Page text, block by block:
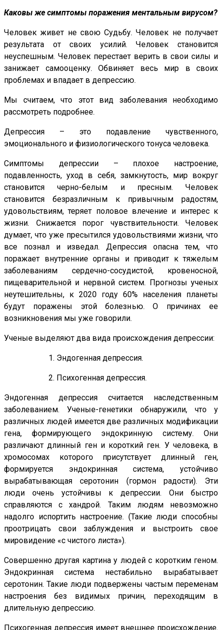
Каковы же симптомы поражения ментальным вирусом?
Человек живет не свою Судьбу. Человек не получает
результата от своих усилий. Человек становится
неуспешным. Человек перестает верить в свои силы и
занижает самооценку. Обвиняет весь мир в своих
проблемах и впадает в депрессию.
Мы считаем, что этот вид заболевания необходимо
рассмотреть подробнее.
Депрессия – это подавление чувственного,
эмоционального и физиологического тонуса человека.
Симптомы депрессии – плохое настроение,
подавленность, уход в себя, замкнутость, мир вокруг
становится черно-белым и пресным. Человек
становится безразличным к привычным радостям,
удовольствиям, теряет половое влечение и интерес к
жизни. Снижается порог чувствительности. Человек
думает, что уже пресытился удовольствиями жизни, что
все познал и изведал. Депрессия опасна тем, что
поражает внутренние органы и приводит к тяжелым
заболеваниям сердечно-сосудистой, кровеносной,
пищеварительной и нервной систем. Прогнозы ученых
неутешительны, к 2020 году 60% населения планеты
будут поражены этой болезнью. О причинах ее
возникновения мы уже говорили.
Ученые выделяют два вида происхождения депрессии:
1. Эндогенная депрессия.
2. Психогенная депрессия.
Эндогенная депрессия считается наследственным
заболеванием. Ученые-генетики обнаружили, что у
различных людей имеется две различных модификации
гена, формирующего эндокринную систему. Они
различают длинный ген и короткий ген. У человека, в
хромосомах которого присутствует длинный ген,
формируется эндокринная система, устойчиво
вырабатывающая серотонин (гормон радости). Эти
люди очень устойчивы к депрессии. Они быстро
справляются с хандрой. Таким людям невозможно
надолго испортить настроение. (Такие люди способны
проотрицать свои заблуждения и выстроить свое
мировидение «с чистого листа»).
Совершенно другая картина у людей с коротким геном.
Эндокринная система нестабильно вырабатывает
серотонин. Такие люди подвержены частым переменам
настроения без видимых причин, переходящим в
длительную депрессию.
Психогенная депрессия имеет внешнее происхождение.